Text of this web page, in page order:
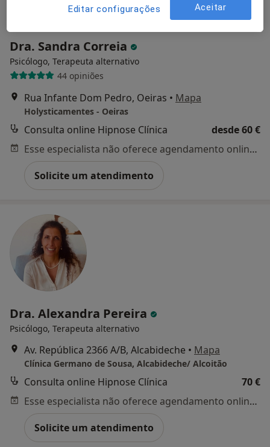
Dra. Sandra Correia
Psicólogo, Terapeuta alternativo
44 opiniões
Rua Infante Dom Pedro, Oeiras • Mapa
Holysticamentes - Oeiras
Consulta online Hipnose Clínica
desde 60 €
Esse especialista não oferece agendamento online para esse endereço.
Solicite um atendimento
Dra. Alexandra Pereira
Psicólogo, Terapeuta alternativo
Av. República 2366 A/B, Alcabideche • Mapa
Clínica Germano de Sousa, Alcabideche/ Alcoitão
Consulta online Hipnose Clínica
70 €
Esse especialista não oferece agendamento online para esse endereço.
Solicite um atendimento
Editar configurações Aceitar